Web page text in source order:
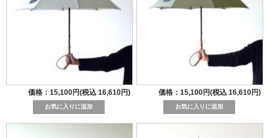
価格：15,100円(税込 16,610円) 価格：15,100円(税込 16,610円)